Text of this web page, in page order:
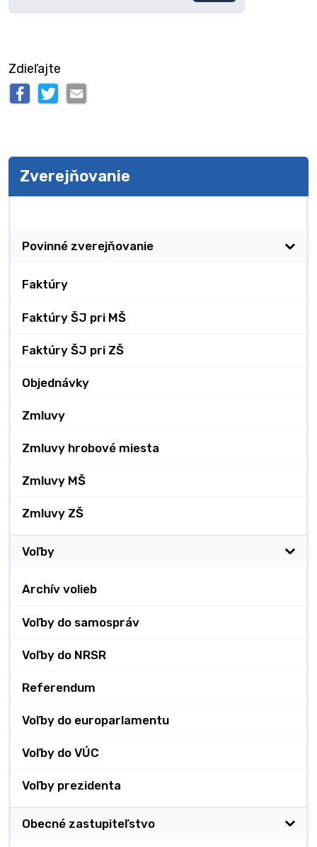
Zdieľajte
Zverejňovanie
Povinné zverejňovanie
Faktúry
Faktúry ŠJ pri MŠ
Faktúry ŠJ pri ZŠ
Objednávky
Zmluvy
Zmluvy hrobové miesta
Zmluvy MŠ
Zmluvy ZŠ
Voľby
Archív volieb
Voľby do samospráv
Voľby do NRSR
Referendum
Voľby do europarlamentu
Voľby do VÚC
Voľby prezidenta
Obecné zastupiteľstvo